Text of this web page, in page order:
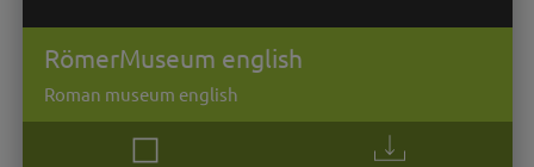
RömerMuseum english
Roman museum english